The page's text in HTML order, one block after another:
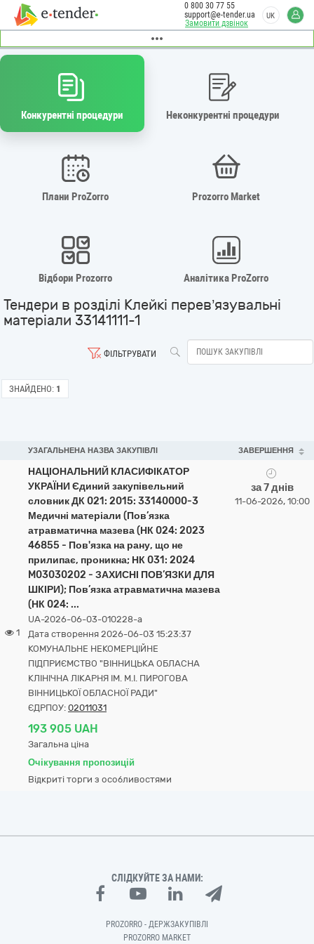
Замовити дзвінок
0 800 30 77 55
support@e-tender.ua
UK
Конкурентні процедури Неконкурентні процедури
Плани ProZorro Prozorro Market
Відбори Prozorro Аналітика ProZorro
Тендери в розділі Клейкі перев’язувальні
матеріали 33141111-1
ФІЛЬТРУВАТИ
ЗНАЙДЕНО: 1
УЗАГАЛЬНЕНА НАЗВА ЗАКУПІВЛІ ЗАВЕРШЕННЯ
1
НАЦІОНАЛЬНИЙ КЛАСИФІКАТОР
УКРАЇНИ Єдиний закупівельний
словник ДК 021: 2015: 33140000-3
Медичні матеріали (Пов’язка
атравматична мазева (НК 024: 2023
46855 - Пов'язка на рану, що не
прилипає, проникна; НК 031: 2024
M03030202 - ЗАХИСНІ ПОВ’ЯЗКИ ДЛЯ
ШКІРИ); Пов’язка атравматична мазева
(НК 024: ...
UA-2026-06-03-010228-a
Дата створення 2026-06-03 15:23:37
КОМУНАЛЬНЕ НЕКОМЕРЦІЙНЕ
ПІДПРИЄМСТВО "ВІННИЦЬКА ОБЛАСНА
КЛІНІЧНА ЛІКАРНЯ ІМ. М.І. ПИРОГОВА
ВІННИЦЬКОЇ ОБЛАСНОЇ РАДИ"
ЄДРПОУ: 02011031
193 905 UAH
Загальна ціна
Очікування пропозицій
Відкриті торги з особливостями
за 7 днів
11-06-2026, 10:00
СЛІДКУЙТЕ ЗА НАМИ:
PROZORRO - ДЕРЖЗАКУПІВЛІ
PROZORRO MARKET